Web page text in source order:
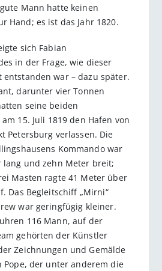
Mann hatte keinen
Hand; es ist das Jahr 1820.
sich Fabian
in der Frage, wie dieser
entstanden war – dazu später.
darunter vier Tonnen
seine beiden
15. Juli 1819 den Hafen von
Petersburg verlassen. Die
Kommando war
lang und zehn Meter breit;
Masten ragte 41 Meter über
Das Begleitschiff „Mirni“
war geringfügig kleiner.
116 Mann, auf der
gehörten der Künstler
Zeichnungen und Gemälde
der unter anderem die